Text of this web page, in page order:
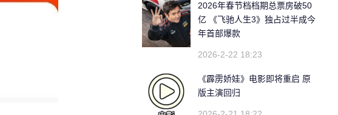
2026年春节档档期总票房破50
亿 《飞驰人生3》独占过半成今
年首部爆款
2026-2-22 18:23
《霹雳娇娃》电影即将重启 原
版主演回归